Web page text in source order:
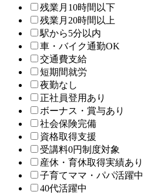
残業月10時間以下
残業月20時間以上
駅から5分以内
車・バイク通勤OK
交通費支給
短期間就労
夜勤なし
正社員登用あり
ボーナス・賞与あり
社会保険完備
資格取得支援
受講料0円制度対象
産休・育休取得実績あり
子育てママ・パパ活躍中
40代活躍中